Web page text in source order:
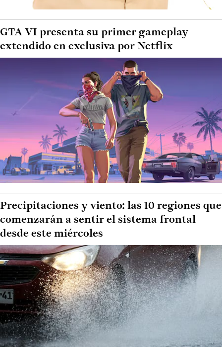
GTA VI presenta su primer gameplay
extendido en exclusiva por Netflix
Precipitaciones y viento: las 10 regiones que
comenzarán a sentir el sistema frontal
desde este miércoles